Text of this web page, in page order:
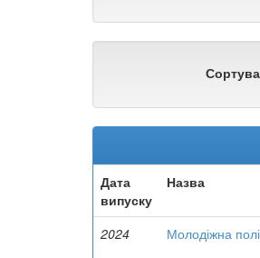
Дата
випуску
Назва
2024 Молодіжна